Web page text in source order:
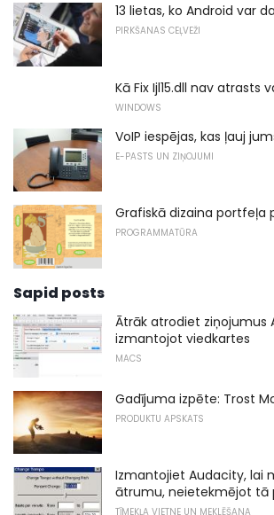
13 lietas, ko Android var
PIRKŠANAS CEĻVEŽI
Kā Fix Ijl15.dll nav atrasts
WINDOWS
VoIP iespējas, kas ļauj
E-PASTS UN ZIŅOJUMI
Grafiskā dizaina portfeļa
PROGRAMMATŪRA
Sapid posts
Ātrāk atrodiet ziņojumus
izmantojot viedkartes
MACS
Gadījuma izpēte: Trost
PRODUKTU APSKATS
Izmantojiet Audacity, lai
ātrumu, neietekmējot tā
TĪMEKĻA VIETNE UN MEKLĒŠANA